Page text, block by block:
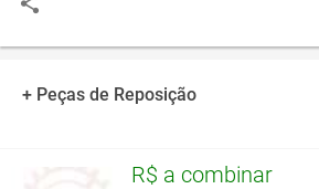
+ Peças de Reposição
R$ a combinar